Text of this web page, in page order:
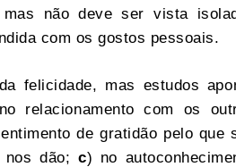
não deve ser vista
com os gostos pessoais.
felicidade, mas estudos
relacionamento com os
de gratidão pelo que
nos dão;c) no